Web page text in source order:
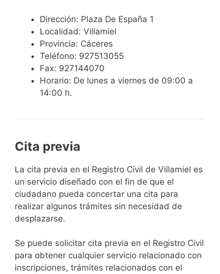
Dirección: Plaza De España 1
Localidad: Villamiel
Provincia: Cáceres
Teléfono: 927513055
Fax: 927144070
Horario: De lunes a viernes de 09:00 a
14:00 h.
Cita previa
​​​​​​​​​​​​​​​​​​​​​​​​​​​​La cita previa en el Registro Civil de Villamiel es
un servicio diseñado con el fin de que el
ciudadano pueda concertar una cita para
realizar algunos trámites sin necesidad de
desplazarse.​
Se puede solicitar cita previa en el Registro Civil
para obtener cualquier servicio relacionado con
inscripciones, trámites relacionados con el